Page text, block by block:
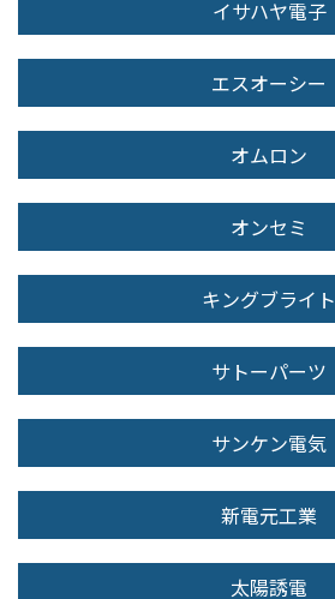
イサハヤ電子
エスオーシー
オムロン
オンセミ
キングブライト
サトーパーツ
サンケン電気
新電元工業
太陽誘電